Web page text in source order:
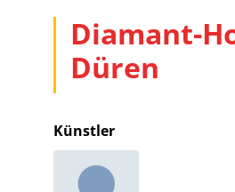
Diamant-
Düren
Künstler